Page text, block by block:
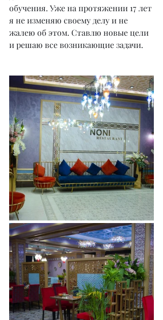
обучения. Уже на протяжении 17 лет
я не изменяю своему делу и не
жалею об этом. Ставлю новые цели
и решаю все возникающие задачи.